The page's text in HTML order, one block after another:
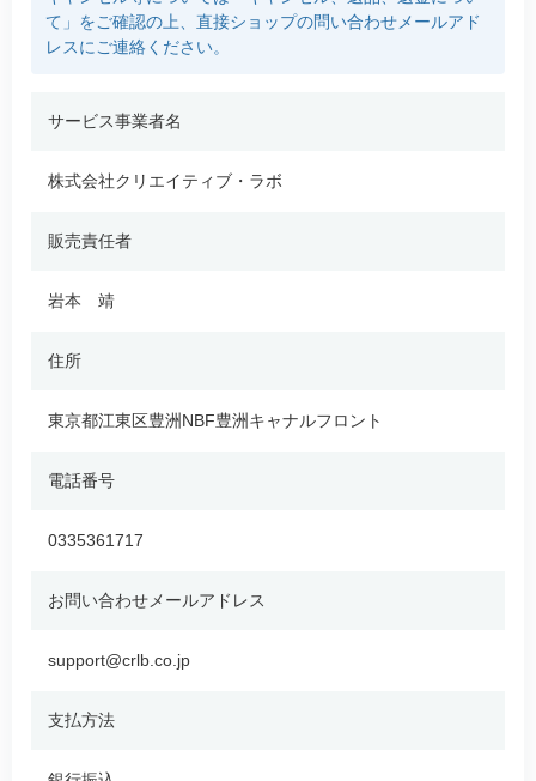
て」をご確認の上、直接ショップの問い合わせメールアド
レスにご連絡ください。
サービス事業者名
株式会社クリエイティブ・ラボ
販売責任者
岩本 靖
住所
東京都江東区豊洲NBF豊洲キャナルフロント
電話番号
0335361717
お問い合わせメールアドレス
support@crlb.co.jp
支払方法